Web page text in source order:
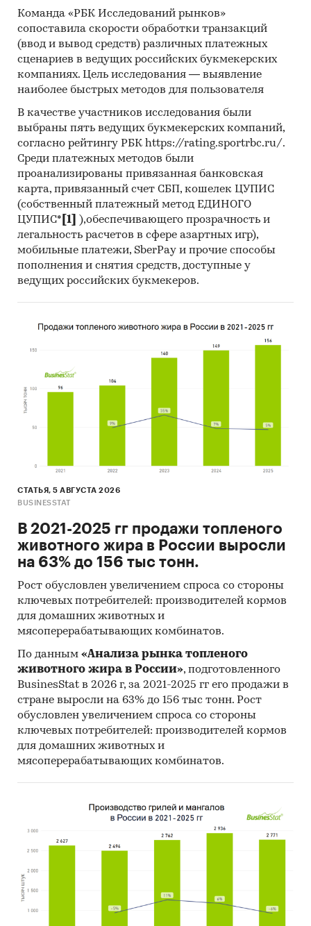
зарубежного оборудования и посевного
материала повлекут за собой удорожание
производства. Это спровоцирует
производителей и продавцов картофеля
поднимать цены, чтобы компенсировать
возрастающие издержки. Россияне с низкими
доходами в целях экономии будут вынуждены
переходить на самостоятельное выращивание
картофеля, ограничивать посещение
заведений общепита и снижать потребление
снеков.
«Анализ рынка картофеля в России в 2017-
2021 гг, прогноз на 2022-2026 гг.
Перспективы рынка в условиях санкций.
Структура розничной торговли»включает
важнейшие данные, необходимые для
понимания текущей конъюнктуры рынка и
оценки потенциала его развития:
Экономическая ситуация в России
Посевные площади и урожайность
картофеля
Валовой сбор и цены производителей
Натуральное потребление картофеля
Баланс спроса, предложения, складских
Численность потребителей и потребление
Экспорт и импорт картофеля
Рейтинги розничных сетей,
производителей, импортеров и экспортеров
картофеля
Перспективы рынка в условиях санкций
В обзоре рассмотрены следующие
детализации:
Виды натурального потребления
картофеля:
в пищу; на корм скоту; прочее
потребление, включая потери и семенной
материал.
Категории хозяйств:крестьянские
(фермерские) хозяйства и индивидуальные
организации, хозяйства насел
Сектор
продаж картофеля:
госзакупка;
промышленная переработка; розничная
торговля; HoReCa (общественное питание);
продажи на другие цели, включая
реализацию на семена и на корм для скота.
Команда «РБК Исследований рынков»
сопоставила скорости обработки транзакций
(ввод и вывод средств) различных платежных
сценариев в ведущих российских букмекерских
компаниях. Цель исследования — выявление
наиболее быстрых методов для пользователя
В качестве участников исследования были
выбраны пять ведущих букмекерских компаний,
согласно рейтингу РБК https://rating.sportrbc.ru/.
Среди платежных методов были
проанализированы привязанная банковская
карта, привязанный счет СБП, кошелек ЦУПИС
(собственный платежный метод ЕДИНОГО
ЦУПИС* [1]
),обеспечивающего прозрачность и
легальность расчетов в сфере азартных игр),
мобильные платежи, SberPay и прочие способы
пополнения и снятия средств, доступные у
ведущих российских букмекеров.
СТАТЬЯ, 5 АВГУСТА 2026
BUSINESSTAT
В 2021-2025 гг продажи топленого
животного жира в России выросли
на 63% до 156 тыс тонн.
Рост обусловлен увеличением спроса со стороны
ключевых потребителей: производителей кормов
для домашних животных и
мясоперерабатывающих комбинатов.
По данным «Анализа рынка топленого
животного жира в России», подготовленного
BusinesStat в 2026 г, за 2021-2025 гг его продажи в
стране выросли на 63% до 156 тыс тонн. Рост
обусловлен увеличением спроса со стороны
ключевых потребителей: производителей кормов
для домашних животных и
мясоперерабатывающих комбинатов.